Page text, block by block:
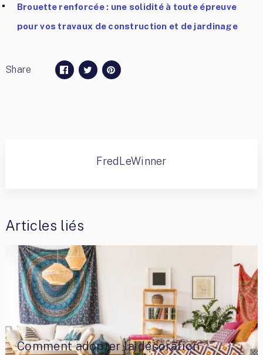
Brouette renforcée : une solidité à toute épreuve
pour vos travaux de construction et de jardinage
Share
FredLeWinner
Articles liés
Comment adopter la décoration